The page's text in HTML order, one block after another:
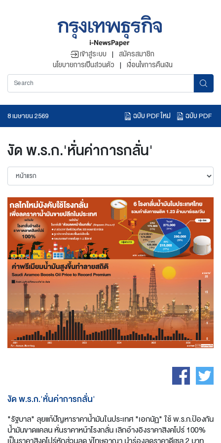
เข้าสู่ระบบ | สมัครสมาชิก
นโยบายการเป็นส่วนตัว | เงื่อนไขการคืนเงิน
8 เมษายน 2569 ฉบับ PDF ใหม่
ฉบับ PDF
งัด พ.ร.ก.'หั่นค่าการกลั่น'
งัด พ.ร.ก.'หั่นค่าการกลั่น'
"รัฐบาล" ลุยแก้ปัญหาราคาน้ำมันในประเทศ "เอกนัฏ" ใช้ พ.ร.ก.ป้องกัน
น้ำมันขาดแคลน หั่นราคาหน้าโรงกลั่น เลิกอ้างอิงราคาสิงคโปร์ 100%